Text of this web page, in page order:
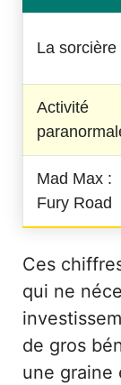
La sorcière
Activité
Mad Max :
Fury Road
Ces
qui ne
de gros
une graine